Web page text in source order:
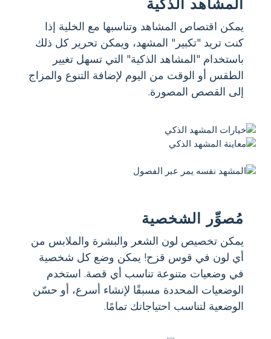
المشاهد الذكية
يمكن اقتصاص المشاهد وتناسبها مع الخلية إذا
كنت تريد "تكبير" المشهد، ويمكن تحرير كل ذلك
باستخدام "المشاهد الذكية" التي تسهل تغيير
الطقس أو الوقت من اليوم لإضافة التنوع والمزاج
إلى القصص المصورة.
مُصوِّر الشخصية
يمكن تخصيص لون الشعر والبشرة والملابس من
أي لون في قوس قزح! يمكن وضع كل شخصية
في وضعيات متنوعة تناسب أي قصة. استخدم
الوضعيات المحددة مسبقًا لإنشاء أسرع، أو حسّن
الوضعية لتناسب احتياجاتك تمامًا.